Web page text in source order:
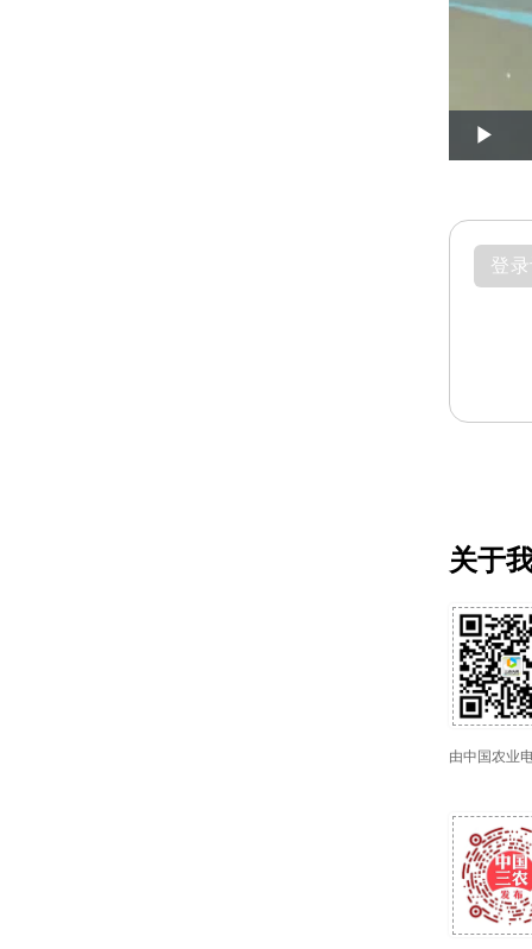
Play
登
关于
由中国农业